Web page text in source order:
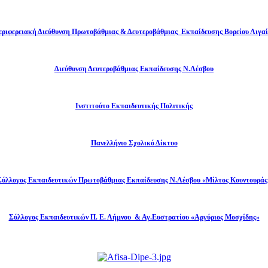
Διεύθυνση Πρωτοβάθμιας & Δευτεροβάθμιας Εκπαίδευσης Βορείου
Διεύθυνση Δευτεροβάθμιας Εκπαίδευσης Ν.Λέσβου
Ινστιτούτο Εκπαιδευτικής Πολιτικής
Πανελλήνιο Σχολικό Δίκτυο
Εκπαιδευτικών Πρωτοβάθμιας Εκπαίδευσης Ν.Λέσβου «Μίλτος
Σύλλογος Εκπαιδευτικών Π. Ε. Λήμνου & Αγ.Ευστρατίου «Αργύριος Μοσχίδης»